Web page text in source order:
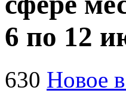
6 по 12
630 Новое